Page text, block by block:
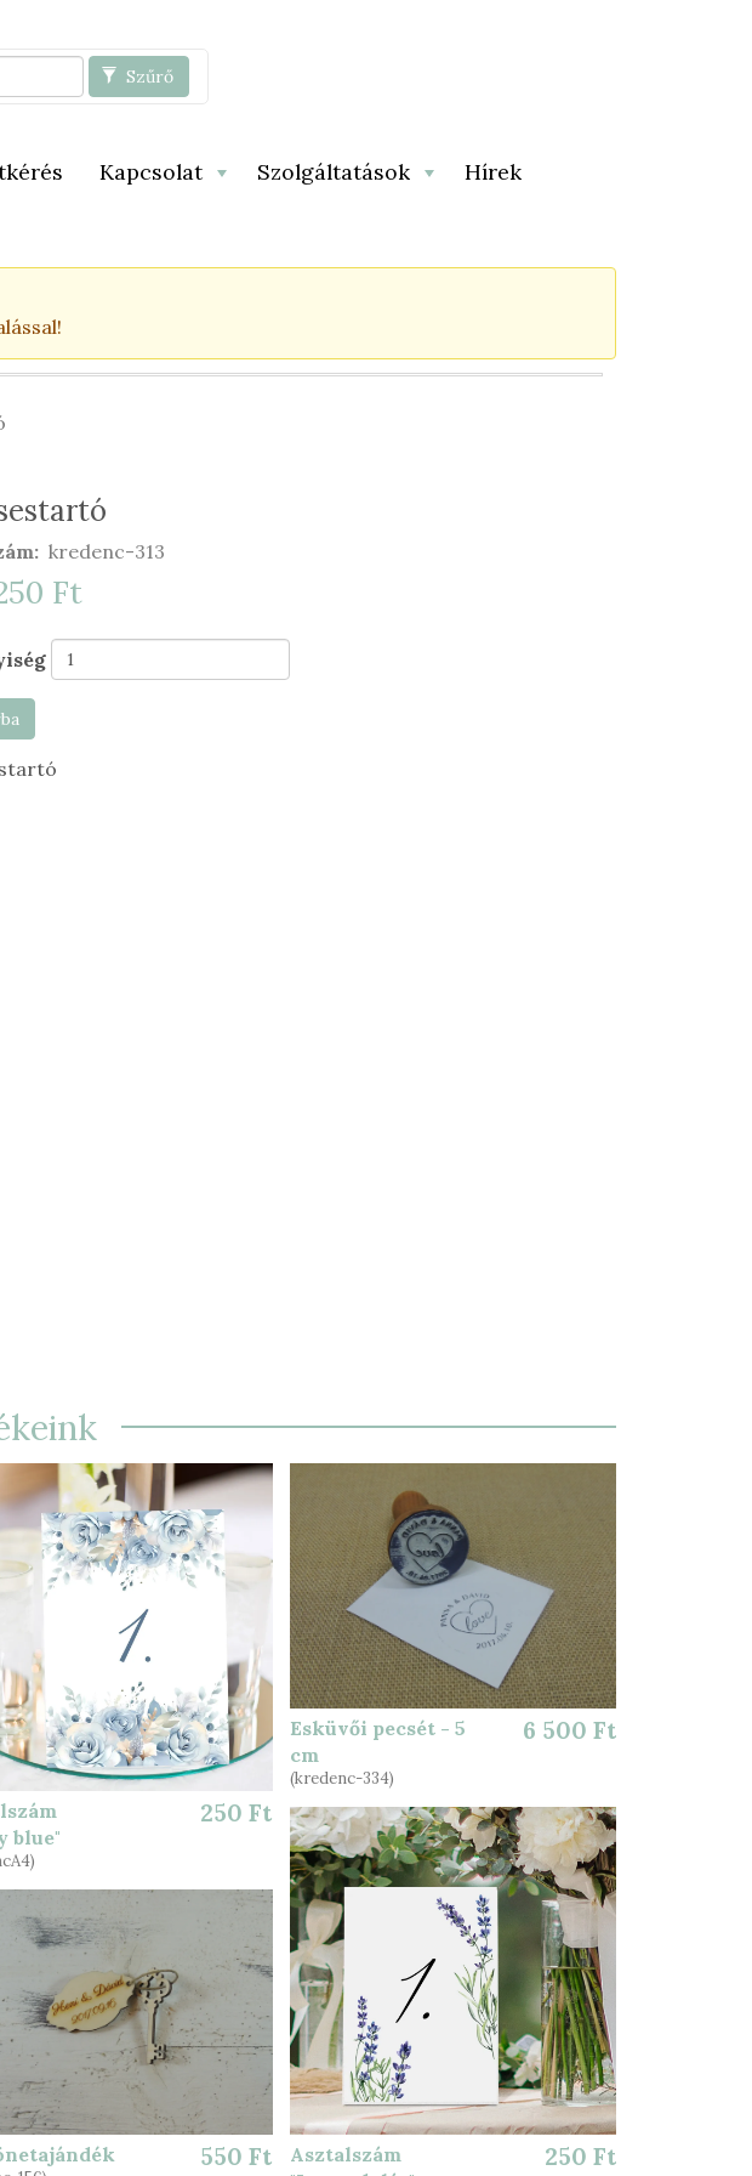
Szűrő
Kapcsolat Szolgáltatások Hírek
kredenc-313
Ft
blue"
250 Ft
Esküvői pecsét - 5
cm
(kredenc-334)
6 500 Ft
550 Ft
Asztalszám
250 Ft